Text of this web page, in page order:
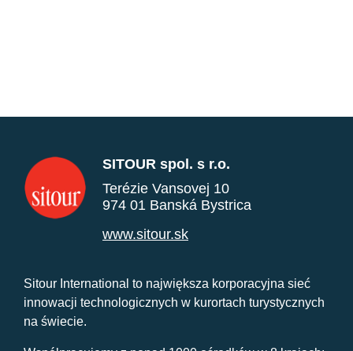
SITOUR spol. s r.o.
Terézie Vansovej 10
974 01 Banská Bystrica
www.sitour.sk
Sitour International to największa korporacyjna sieć
innowacji technologicznych w kurortach turystycznych
na świecie.